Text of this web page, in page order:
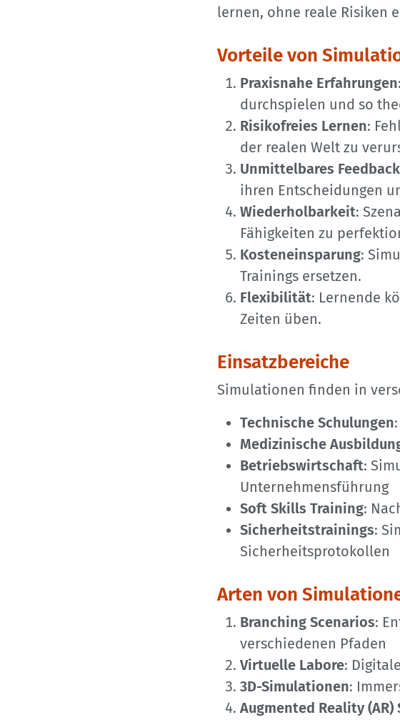
lernen, ohne reale Risiken
Vorteile von
Praxisnahe Erfahrungen
durchspielen und so
Risikofreies Lernen:
der realen Welt zu
Unmittelbares Feedback
ihren Entscheidungen
Wiederholbarkeit:
Fähigkeiten zu
Kosteneinsparung:
Trainings ersetzen.
Flexibilität: Lernende
Zeiten üben.
Einsatzbereiche
Simulationen finden in
Technische Schulungen
Medizinische
Betriebswirtschaft:
Unternehmensführung
Soft Skills Training:
Sicherheitstrainings:
Sicherheitsprotokollen
Arten von
Branching Scenarios:
verschiedenen Pfaden
Virtuelle Labore:
3D-Simulationen:
Augmented Reality